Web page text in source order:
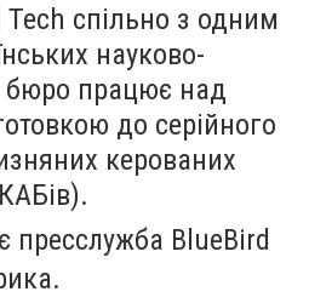
спільно з одним
науково-
бюро працює над
до серійного
керованих
пресслужба BlueBird